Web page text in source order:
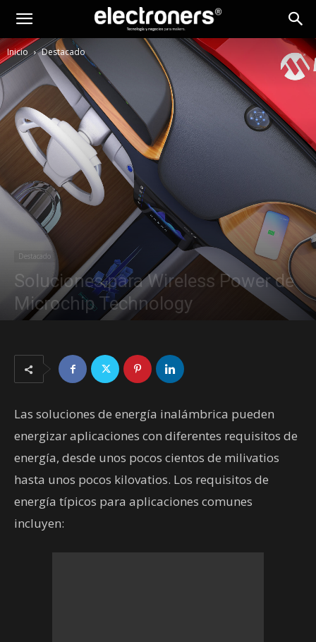
Inicio Destacado
Destacado
Soluciones para Wireless Power de
Microchip Technology
Las soluciones de energía inalámbrica pueden
energizar aplicaciones con diferentes requisitos de
energía, desde unos pocos cientos de milivatios
hasta unos pocos kilovatios. Los requisitos de
energía típicos para aplicaciones comunes
incluyen: